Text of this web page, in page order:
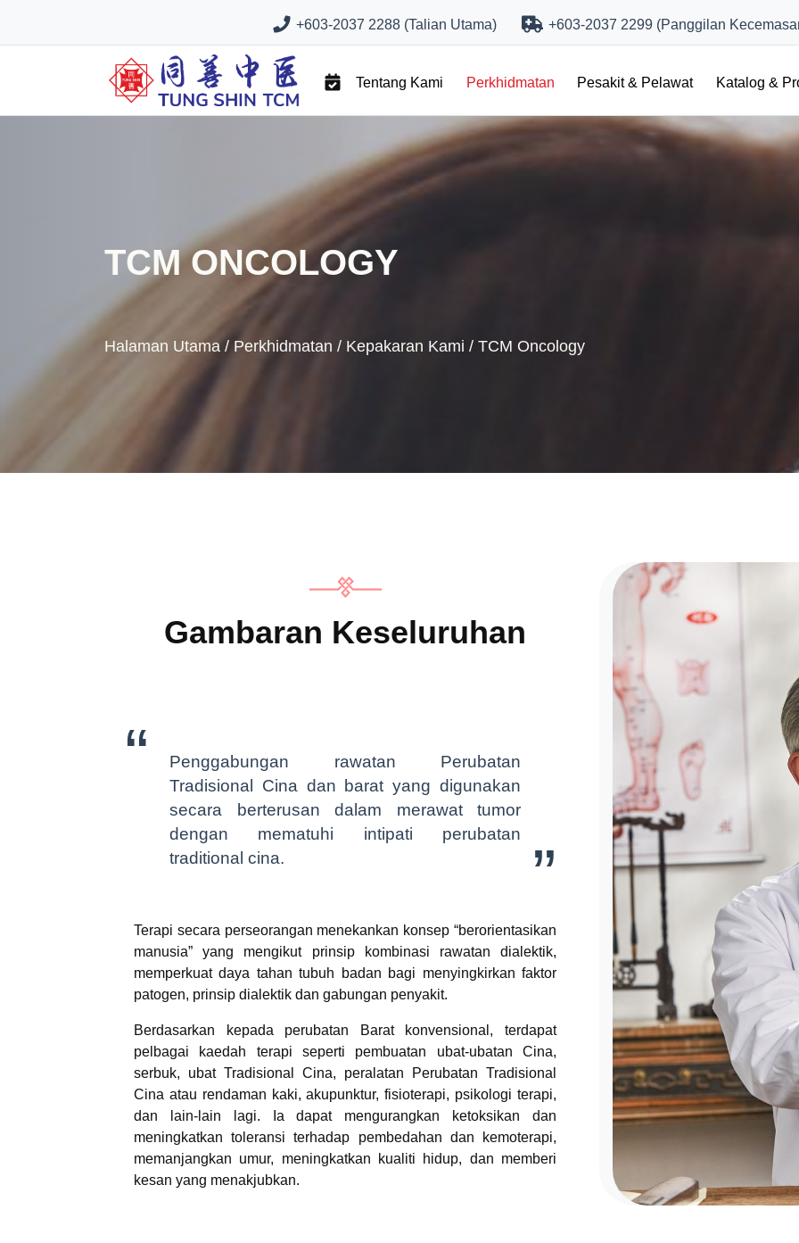
+603-2037 2288 (Talian Utama) +603-2037 2299 (Panggilan
Tentang Kami Perkhidmatan Pesakit & Pelawat Katalog &
TCM ONCOLOGY
Halaman Utama / Perkhidmatan / Kepakaran Kami / TCM Oncology
Gambaran Keseluruhan
Penggabungan rawatan Perubatan
Tradisional Cina dan barat yang digunakan
secara berterusan dalam merawat tumor
dengan mematuhi intipati perubatan
traditional cina.
Terapi secara perseorangan menekankan konsep “berorientasikan
manusia” yang mengikut prinsip kombinasi rawatan dialektik,
memperkuat daya tahan tubuh badan bagi menyingkirkan faktor
patogen, prinsip dialektik dan gabungan penyakit.
Berdasarkan kepada perubatan Barat konvensional, terdapat
pelbagai kaedah terapi seperti pembuatan ubat-ubatan Cina,
serbuk, ubat Tradisional Cina, peralatan Perubatan Tradisional
Cina atau rendaman kaki, akupunktur, fisioterapi, psikologi terapi,
dan lain-lain lagi. Ia dapat mengurangkan ketoksikan dan
meningkatkan toleransi terhadap pembedahan dan kemoterapi,
memanjangkan umur, meningkatkan kualiti hidup, dan memberi
kesan yang menakjubkan.